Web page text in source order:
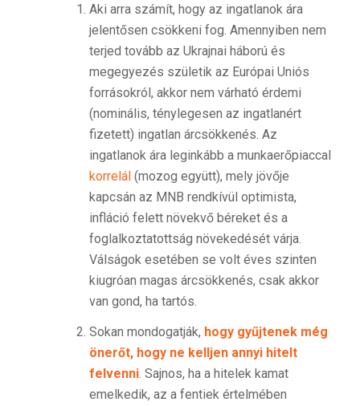
Aki arra számít, hogy az ingatlanok ára
jelentősen csökkeni fog. Amennyiben nem
terjed tovább az Ukrajnai háború és
megegyezés születik az Európai Uniós
forrásokról, akkor nem várható érdemi
(nominális, ténylegesen az ingatlanért
fizetett) ingatlan árcsökkenés. Az
ingatlanok ára leginkább a munkaerőpiaccal
korrelál(mozog együtt), mely jövője
kapcsán az MNB rendkívül optimista,
infláció felett növekvő béreket és a
foglalkoztatottság növekedését várja.
Válságok esetében se volt éves szinten
kiugróan magas árcsökkenés, csak akkor
van gond, ha tartós.
Sokan mondogatják, hogy gyűjtenek még
önerőt, hogy ne kelljen annyi hitelt
felvenni. Sajnos, ha a hitelek kamat
emelkedik, az a fentiek értelmében